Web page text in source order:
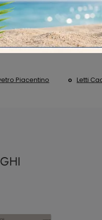
Piacentino Letti